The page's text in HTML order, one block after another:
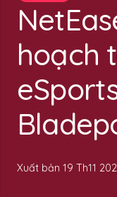
hoạch
Xuất bản 19 Th11